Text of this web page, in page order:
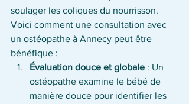
soulager les coliques du nourrisson.
Voici comment une consultation avec
un ostéopathe à Annecy peut être
bénéfique :
Évaluation douce et globale : Un
ostéopathe examine le bébé de
manière douce pour identifier les